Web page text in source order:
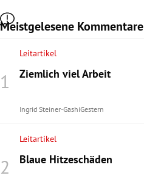
Meistgelesene Kommentare
Leitartikel
Ziemlich viel Arbeit
Ingrid Steiner-GashiGestern
Leitartikel
Blaue Hitzeschäden